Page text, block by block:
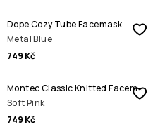
Dope Cozy Tube Facemask
Metal Blue
749 Kč
Montec Classic Knitted Facemask
Soft Pink
749 Kč